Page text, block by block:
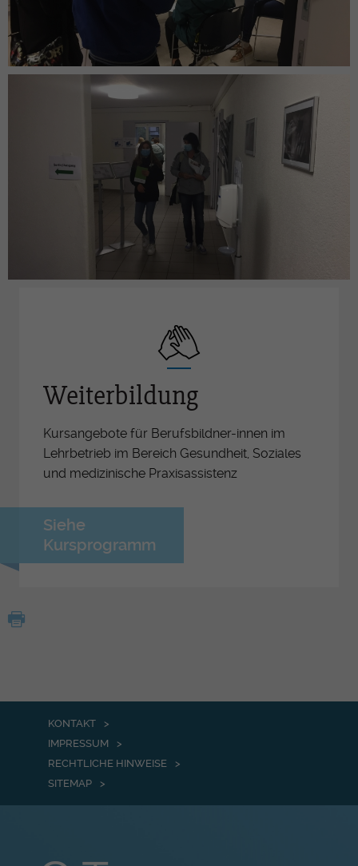
Weiterbildung
Kursangebote für Berufsbildner-innen im
Lehrbetrieb im Bereich Gesundheit, Soziales
und medizinische Praxisassistenz
Siehe
Kursprogramm
KONTAKT
IMPRESSUM
RECHTLICHE HINWEISE
SITEMAP